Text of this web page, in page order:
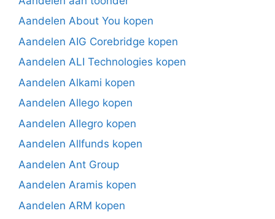
Aandelen About You kopen
Aandelen AIG Corebridge kopen
Aandelen ALI Technologies kopen
Aandelen Alkami kopen
Aandelen Allego kopen
Aandelen Allegro kopen
Aandelen Allfunds kopen
Aandelen Ant Group
Aandelen Aramis kopen
Aandelen ARM kopen